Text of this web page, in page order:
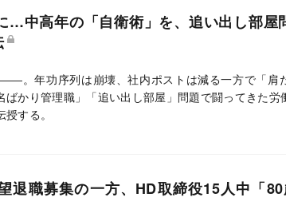
…中高年の「自衛術」を、追い出し部屋
。年功序列は崩壊、社内ポストは減る一方で「肩
かり管理職」「追い出し部屋」問題で闘ってきた労
する。
退職募集の一方、HD取締役15人中「